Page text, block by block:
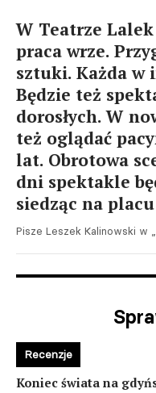
W Teatrze
praca wrze.
sztuki. Każda w
Będzie też
dorosłych. W
też oglądać
lat. Obrotowa
dni spektakle
siedząc na
Pisze Leszek Kalinowski w
Koniec świata na
Recenzje